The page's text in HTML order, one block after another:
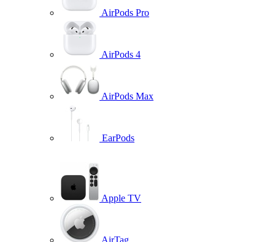
AirPods Pro
AirPods 4
AirPods Max
EarPods
Apple TV